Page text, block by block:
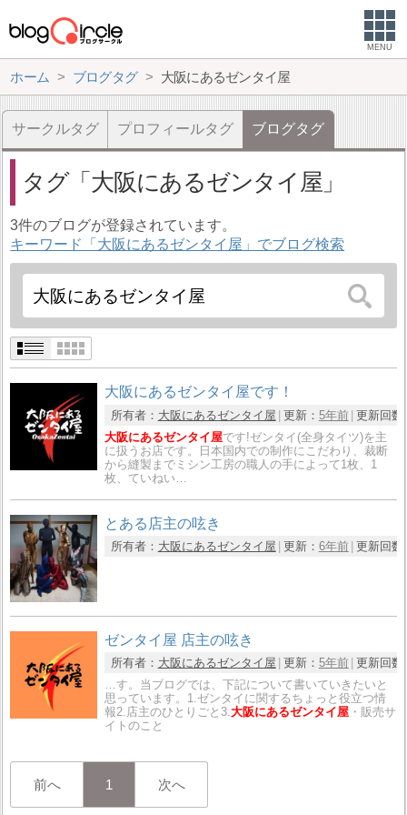
MENU
ホーム ブログタグ 大阪にあるゼンタイ屋
サークルタグ プロフィールタグ ブログタグ
タグ 大阪にあるゼンタイ屋
3件のブログが登録されています。
キーワード「大阪にあるゼンタイ屋」でブログ検索
大阪にあるゼンタイ屋です！
所有者： 大阪にあるゼンタイ屋 更新： 5年前 更新回数
大阪にあるゼンタイ屋です!ゼンタイ(全身タイツ)を主
に扱うお店です。日本国内での制作にこだわり、裁断
から縫製までミシン工房の職人の手によって1枚、1
枚、ていねい…
とある店主の呟き
所有者： 大阪にあるゼンタイ屋 更新： 6年前 更新回数
ゼンタイ屋 店主の呟き
所有者： 大阪にあるゼンタイ屋 更新： 5年前 更新回数
…す。当ブログでは、下記について書いていきたいと
思っています。1.ゼンタイに関するちょっと役立つ情
報2.店主のひとりごと3.大阪にあるゼンタイ屋 ・販売サ
イトのこと
前へ 1 次へ